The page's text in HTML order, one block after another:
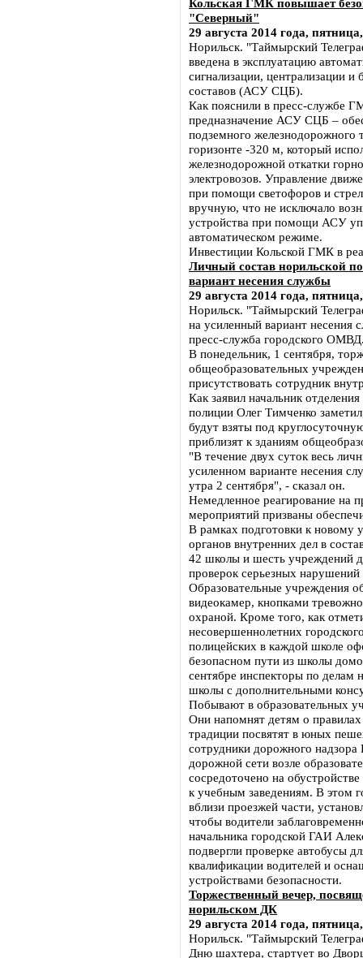
Кольская ГМК повышает
"Северный"
29 августа 2014 года,
Норильск. "Таймырский
введена в эксплуатацию
сигнализации, централизации
составов (АСУ СЦБ).
Как пояснили в пресс-службе
предназначение АСУ СЦБ –
подземного железнодорожного
горизонте -320 м, который
железнодорожной откатки
электровозов. Управление
при помощи светофоров и
вручную, что не исключало
устройства при помощи АСУ
автоматическом режиме.
Инвестиции Кольской ГМК в
Личный состав норильской
вариант несения службы
29 августа 2014 года,
Норильск. "Таймырский
на усиленный вариант несения
пресс-служба городского
В понедельник, 1 сентября,
общеобразовательных
присутствовать сотрудник
Как заявил начальник
полиции Олег Тимченко
будут взяты под
приблизят к зданиям
"В течение двух суток весь
усиленном варианте несения
утра 2 сентября", - сказал он.
Немедленное реагирование на
мероприятий призваны
В рамках подготовки к новому
органов внутренних дел в
42 школы и шесть учреждений
проверок серьезных
Образовательные учреждения
видеокамер, кнопками
охраной. Кроме того, как
несовершеннолетних
полицейских в каждой школе
безопасном пути из школы
сентябре инспекторы по делам
школы с дополнительными
Побывают в образовательных
Они напомнят детям о
традиции посвятят в юных
сотрудники дорожного
дорожной сети возле
сосредоточено на
к учебным заведениям. В этом
вблизи проезжей части,
чтобы водители
начальника городской ГАИ
подвергли проверке автобусы
квалификации водителей и
устройствами безопасности.
Торжественный вечер,
норильском ДК
29 августа 2014 года,
Норильск. "Таймырский
Дню шахтера, стартует во